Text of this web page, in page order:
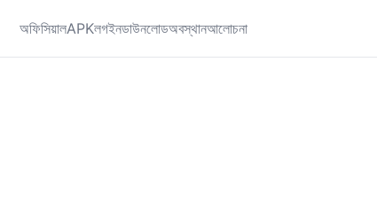
অফিসিয়ালAPKলগইনডাউনলোডঅবস্থানআলোচনা